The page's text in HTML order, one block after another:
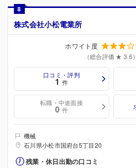
8
株式会社小松電業所
ホワイト度
（総合評価 ★ 3.6）
口コミ・評判
1 件
転職・中途面接
0 件
機械
石川県小松市国府台5丁目20
残業・休日出勤の口コミ